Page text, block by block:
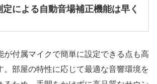
による自動音場補正機能は早く
が付属マイクで簡単に設定できる点も高
。部屋の特性に応じて最適な音響環境を